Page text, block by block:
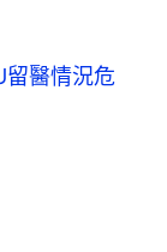
醫情況危